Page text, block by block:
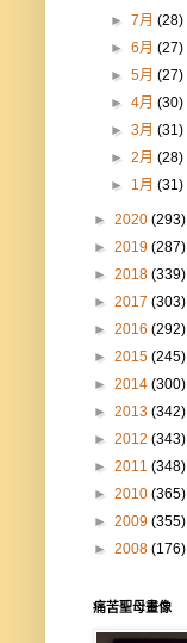
►7月(28)
►6月(27)
►5月(27)
►4月(30)
►3月(31)
►2月(28)
► 1月(31)
► 2020 (293)
► 2019 (287)
► 2018 (339)
► 2017 (303)
► 2016 (292)
► 2015 (245)
► 2014 (300)
► 2013 (342)
► 2012 (343)
► 2011 (348)
► 2010 (365)
► 2009 (355)
► 2008 (176)
痛苦聖母畫像